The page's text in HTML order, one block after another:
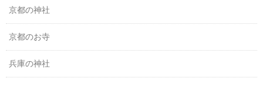
京都の神社
京都のお寺
兵庫の神社